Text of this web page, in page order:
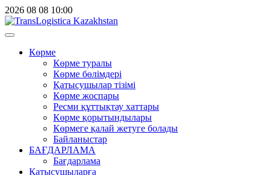
2026 08 08 10:00
Көрме
Көрме туралы
Көрме бөлімдері
Қатысушылар тізімі
Көрме жоспары
Ресми құттықтау хаттары
Көрме қорытындылары
Көрмеге қалай жетуге болады
Байланыстар
БАҒДАРЛАМА
Бағдарлама
Қатысушыларға